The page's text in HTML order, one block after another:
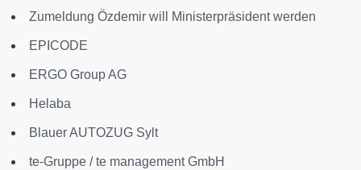
Zumeldung Özdemir will Ministerpräsident werden
EPICODE
ERGO Group AG
Helaba
Blauer AUTOZUG Sylt
te-Gruppe / te management GmbH